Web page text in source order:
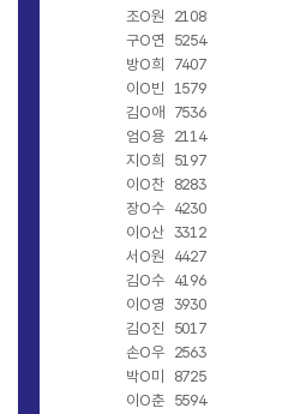
조O원
2108
구O연
5254
방O희
7407
이O빈
1579
김O애
7536
엄O용
2114
지O희
5197
이O찬
8283
장O수
4230
이O산 3312
서O원
4427
김O수
4196
이O영 3930
김O진
5017
손O우
2563
박O미
8725
이O춘
5594